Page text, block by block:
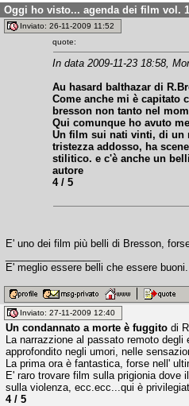
Oggi ho visto... agenda dei film vol.
Inviato: 26-11-2009 11:52
quote:
In data 2009-11-23 18:58,
Au hasard balthazar di
Come anche mi è
bresson non tanto nel
Qui comunque ho avuto
Un film sui nati vinti, di un
tristezza addosso, ha
stilitico. e c'è anche un
autore
4 / 5
E' uno dei film più belli di Bresson,
E' meglio essere belli che essere
Inviato: 27-11-2009 12:40
Un condannato a morte è fuggito di
La narrazzione al passato remoto
approfondito negli umori, nelle
La prima ora è fantastica, forse nell'
E' raro trovare film sulla prigionia
sulla violenza, ecc.ecc...qui è
4 / 5